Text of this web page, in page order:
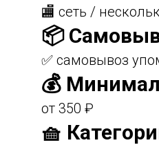
🏬 сеть /
📦
✅ самовывоз
💰
от 350 ₽
🧺